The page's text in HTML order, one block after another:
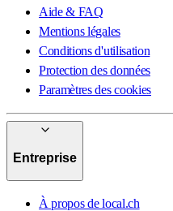
Aide & FAQ
Mentions légales
Conditions d'utilisation
Protection des données
Paramètres des cookies
Entreprise
À propos de local.ch